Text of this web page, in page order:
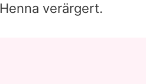
Henna verärgert.